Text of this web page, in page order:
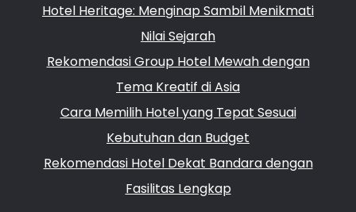
Hotel Heritage: Menginap Sambil Menikmati
Nilai Sejarah
Rekomendasi Group Hotel Mewah dengan
Tema Kreatif di Asia
Cara Memilih Hotel yang Tepat Sesuai
Kebutuhan dan Budget
Rekomendasi Hotel Dekat Bandara dengan
Fasilitas Lengkap